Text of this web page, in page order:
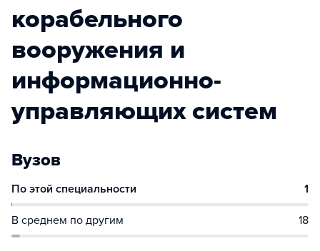
корабельного
вооружения и
информационно-
управляющих систем
Вузов
По этой специальности 1
В среднем по другим 18